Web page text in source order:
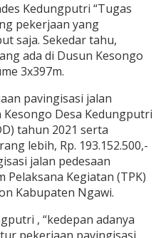
Kedungputri “Tugas
pekerjaan yang
saja. Sekedar tahu,
ada di Dusun Kesongo
3x397m.
pavingisasi jalan
Kesongo Desa Kedungputri
tahun 2021 serta
lebih, Rp. 193.152.500,-
jalan pedesaan
Kegiatan (TPK)
Kabupaten Ngawi.
, “kedepan adanya